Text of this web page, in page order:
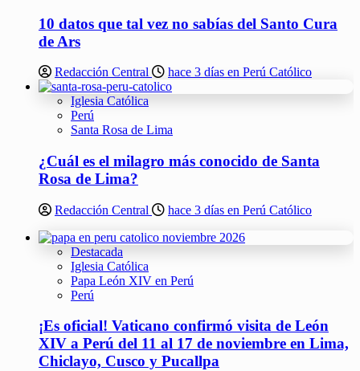
10 datos que tal vez no sabías del Santo Cura
de Ars
Redacción Central hace 3 días en Perú Católico
Iglesia Católica
Perú
Santa Rosa de Lima
¿Cuál es el milagro más conocido de Santa
Rosa de Lima?
Redacción Central hace 3 días en Perú Católico
Destacada
Iglesia Católica
Papa León XIV en Perú
Perú
¡Es oficial! Vaticano confirmó visita de León
XIV a Perú del 11 al 17 de noviembre en Lima,
Chiclayo, Cusco y Pucallpa